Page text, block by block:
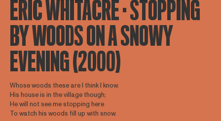
ERIC WHITACRE · STOPPING
BY WOODS ON A SNOWY
EVENING (2000)
Whose woods these are I think I know.
His house is in the village though;
He will not see me stopping here
To watch his woods fill up with snow.